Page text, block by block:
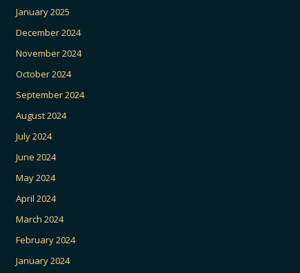
January 2025
December 2024
November 2024
October 2024
September 2024
August 2024
July 2024
June 2024
May 2024
April 2024
March 2024
February 2024
January 2024